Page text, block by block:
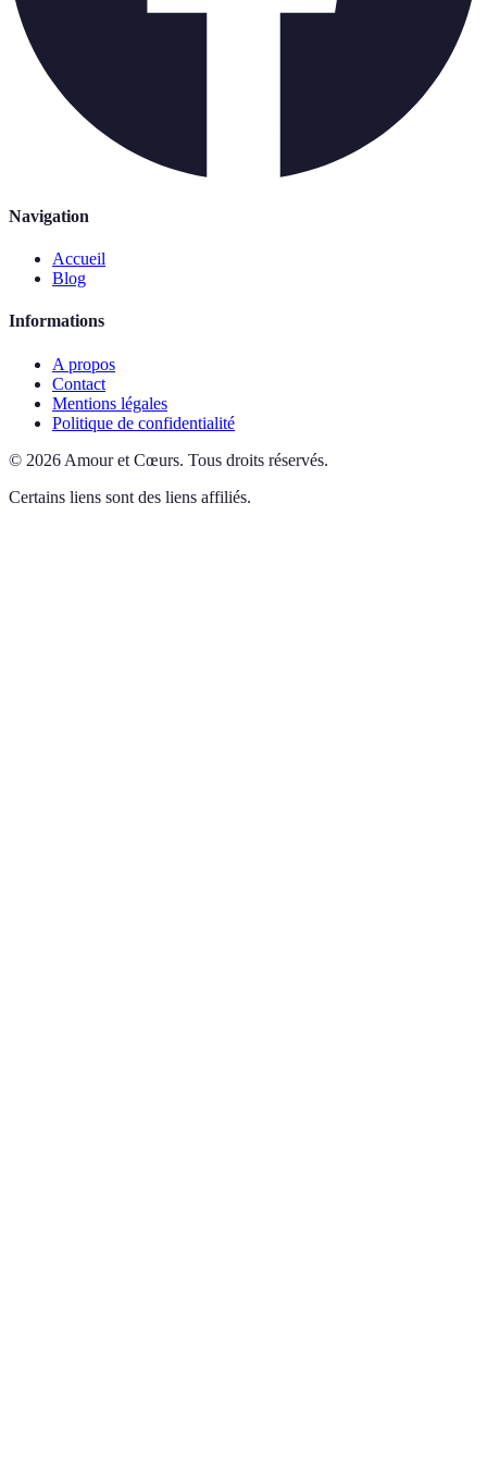
Navigation
Accueil
Blog
Informations
A propos
Contact
Mentions légales
Politique de confidentialité
© 2026 Amour et Cœurs. Tous droits réservés.
Certains liens sont des liens affiliés.